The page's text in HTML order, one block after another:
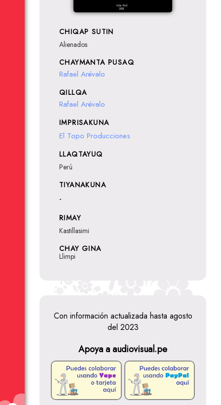
CHIQAP SUTIN
Alienados
CHAYMANTA PUSAQ
Rafael Arévalo
QILLQA
Rafael Arévalo
IMPRISAKUNA
El Topo Producciones
LLAQTAYUQ
Perú
TIYANAKUNA
-
RIMAY
Kastillasimi
CHAY GINA
Llimpi
Con información actualizada hasta agosto
del 2023
Apoya a audiovisual.pe